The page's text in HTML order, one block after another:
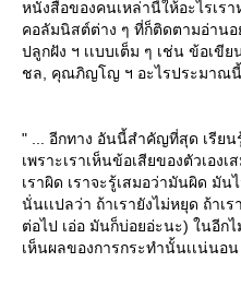
หนังสือของคนเหล่านี้ให้อะไรเร
คอลัมนิสต์ต่าง ๆ ที่ก็ติดตามอ่านอ
ปลูกฝัง ฯ เเบบเต็ม ๆ เช่น ข้อเ
ชล, คุณภิญโญ ฯ อะไรประมาณ
" ... อีกทาง อันนี้สำคัญที่สุด เรียน
เพราะเราเห็นข้อเสียของตัวเอง
เราผิด เราจะรู้เสมอว่ามันผิด มัน
นั่นเเปลว่า ถ้าเรายังไม่หยุด ถ้าเ
ต่อไป เอ่อ มันก็บ่อยอ่ะนะ) ในอีก
เห็นผลของการกระทำนั้นเเน่นอ